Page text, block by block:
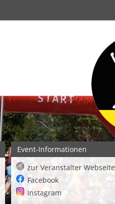
Event-Informationen
zur Veranstalter
Facebook
Instagram